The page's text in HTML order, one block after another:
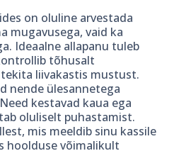
on oluline arvestada
mugavusega, vaid ka
Ideaalne allapanu tuleb
tõhusalt
liivakastis mustust.
nende ülesannetega
kestavad kaua ega
oluliselt puhastamist.
mis meeldib sinu kassile
hoolduse võimalikult